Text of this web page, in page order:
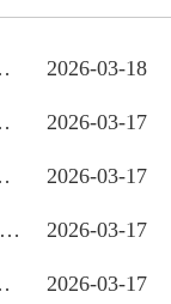
2026-03-18
2026-03-17
2026-03-17
2026-03-17
2026-03-17